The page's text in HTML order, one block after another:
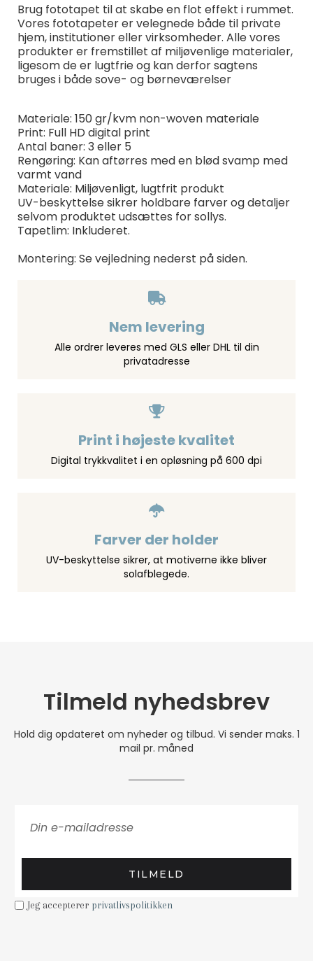
Brug fototapet til at skabe en flot effekt i rummet.
Vores fototapeter er velegnede både til private
hjem, institutioner eller virksomheder. Alle vores
produkter er fremstillet af miljøvenlige materialer,
ligesom de er lugtfrie og kan derfor sagtens
bruges i både sove- og børneværelser
Materiale: 150 gr/kvm non-woven materiale
Print: Full HD digital print
Antal baner: 3 eller 5
Rengøring: Kan aftørres med en blød svamp med
varmt vand
Materiale: Miljøvenligt, lugtfrit produkt
UV-beskyttelse sikrer holdbare farver og detaljer
selvom produktet udsættes for sollys.
Tapetlim: Inkluderet.
Montering: Se vejledning nederst på siden.
Nem levering
Alle ordrer leveres med GLS eller DHL til din
privatadresse
Print i højeste kvalitet
Digital trykkvalitet i en opløsning på 600 dpi
Farver der holder
UV-beskyttelse sikrer, at motiverne ikke bliver
solafblegede.
Tilmeld nyhedsbrev
Hold dig opdateret om nyheder og tilbud. Vi sender maks. 1
mail pr. måned
TILMELD
Jeg accepterer privatlivspolitikken